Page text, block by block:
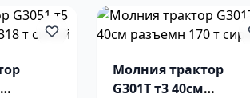
Молния трактор
G301T т3 40см